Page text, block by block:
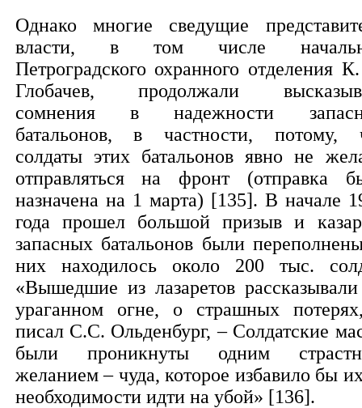
Однако многие сведущие
власти, в том числе
Петроградского охранного отделения
Глобачев, продолжали
сомнения в надежности
батальонов, в частности, потому,
солдаты этих батальонов явно не
отправляться на фронт (отправка
назначена на 1 марта) [135]. В начале
года прошел большой призыв и
запасных батальонов были
них находилось около 200 тыс.
«Вышедшие из лазаретов
ураганном огне, о страшных
писал С.С. Ольденбург, – Солдатские
были проникнуты одним
желанием – чуда, которое избавило бы
необходимости идти на убой» [136].